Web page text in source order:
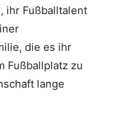
ihr Fußballtalent
die es ihr
Fußballplatz zu
lange